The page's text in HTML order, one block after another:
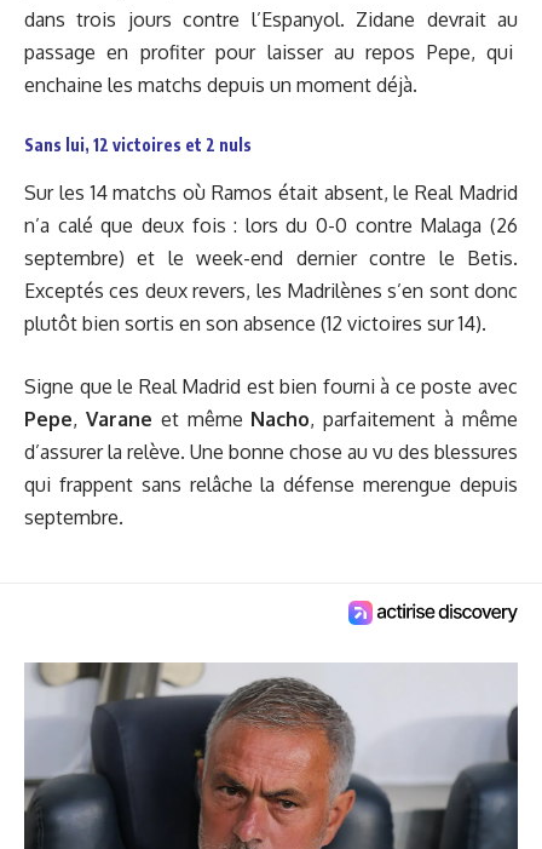
dans trois jours contre l’Espanyol. Zidane devrait au
passage en profiter pour laisser au repos Pepe, qui
enchaine les matchs depuis un moment déjà.
Sans lui, 12 victoires et 2 nuls
Sur les 14 matchs où Ramos était absent, le Real Madrid
n’a calé que deux fois : lors du 0-0 contre Malaga (26
septembre) et le week-end dernier contre le Betis.
Exceptés ces deux revers, les Madrilènes s’en sont donc
plutôt bien sortis en son absence (12 victoires sur 14).
Signe que le Real Madrid est bien fourni à ce poste avec
Pepe, Varane et même Nacho,parfaitement à même
d’assurer la relève. Une bonne chose au vu des blessures
qui frappent sans relâche la défense merengue depuis
septembre.